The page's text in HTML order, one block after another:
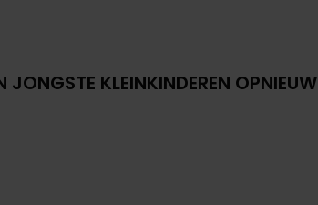
JONGSTE KLEINKINDEREN OPNIEUW